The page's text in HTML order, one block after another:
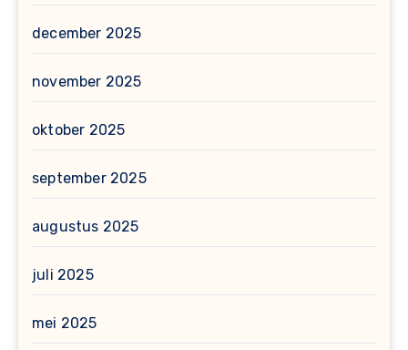
december 2025
november 2025
oktober 2025
september 2025
augustus 2025
juli 2025
mei 2025